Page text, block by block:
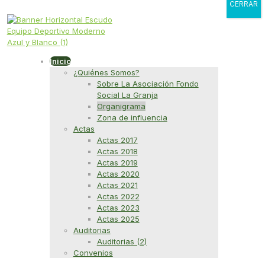
Inicio
¿Quiénes Somos?
Sobre La Asociación Fondo
Social La Granja
Organigrama
Zona de influencia
Actas
Actas 2017
Actas 2018
Actas 2019
Actas 2020
Actas 2021
Actas 2022
Actas 2023
Actas 2025
Auditorias
Auditorias (2)
Convenios
CERRAR